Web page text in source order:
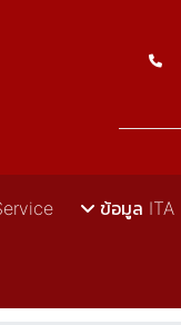
ข้อมูล ITA